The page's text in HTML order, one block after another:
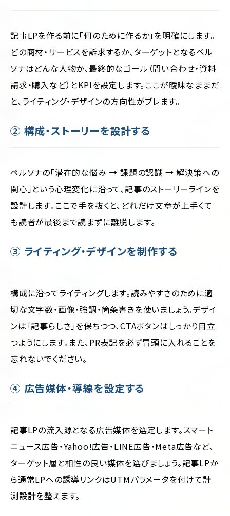
記事LPを作る前に「何のために作るか」を明確にします。
どの商材・サービスを訴求するか、ターゲットとなるペル
ソナはどんな人物か、最終的なゴール（問い合わせ・資料
請求・購入など）とKPIを設定します。ここが曖昧なままだ
と、ライティング・デザインの方向性がブレます。
② 構成・ストーリーを設計する
ペルソナの「潜在的な悩み → 課題の認識 → 解決策への
関心」という心理変化に沿って、記事のストーリーラインを
設計します。ここで手を抜くと、どれだけ文章が上手くて
も読者が最後まで読まずに離脱します。
③ ライティング・デザインを制作する
構成に沿ってライティングします。読みやすさのために適
切な文字数・画像・強調・箇条書きを使いましょう。デザイ
ンは「記事らしさ」を保ちつつ、CTAボタンはしっかり目立
つようにします。また、PR表記を必ず冒頭に入れることを
忘れないでください。
④ 広告媒体・導線を設定する
記事LPの流入源となる広告媒体を選定します。スマート
ニュース広告・Yahoo!広告・LINE広告・Meta広告など、
ターゲット層と相性の良い媒体を選びましょう。記事LPか
ら通常LPへの誘導リンクはUTMパラメータを付けて計
測設計を整えます。